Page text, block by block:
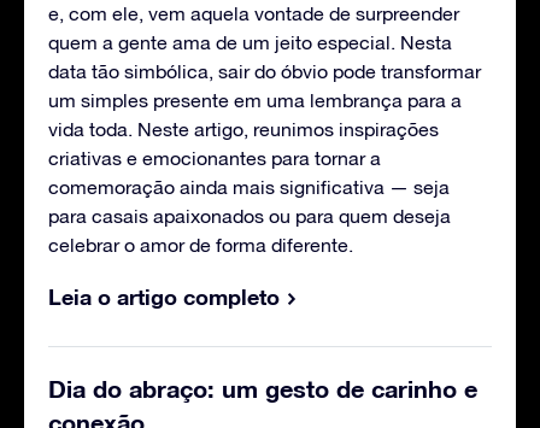
e, com ele, vem aquela vontade de surpreender
quem a gente ama de um jeito especial. Nesta
data tão simbólica, sair do óbvio pode transformar
um simples presente em uma lembrança para a
vida toda. Neste artigo, reunimos inspirações
criativas e emocionantes para tornar a
comemoração ainda mais significativa — seja
para casais apaixonados ou para quem deseja
celebrar o amor de forma diferente.
Leia o artigo completo
Dia do abraço: um gesto de carinho e
conexão